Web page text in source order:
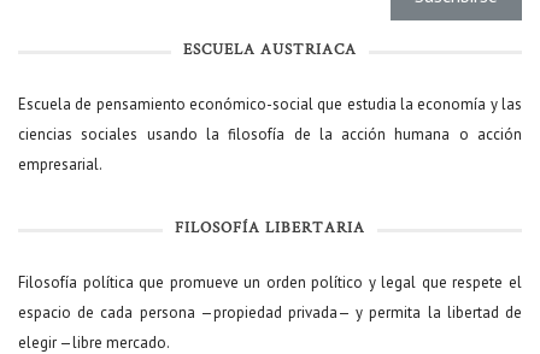
ESCUELA AUSTRIACA
Escuela de pensamiento económico-social que estudia la economía y las
ciencias sociales usando la filosofía de la acción humana o acción
empresarial.
FILOSOFÍA LIBERTARIA
Filosofía política que promueve un orden político y legal que respete el
espacio de cada persona —propiedad privada— y permita la libertad de
elegir —libre mercado.